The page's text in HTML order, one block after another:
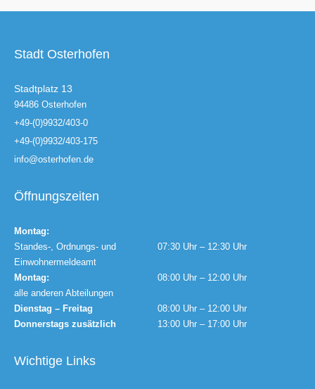
Stadt Osterhofen
Stadtplatz 13
94486 Osterhofen
+49-(0)9932/403-0
+49-(0)9932/403-175
info@osterhofen.de
Öffnungszeiten
Montag:
Standes-, Ordnungs- und
Einwohnermeldeamt
07:30 Uhr – 12:30 Uhr
Montag:
alle anderen Abteilungen
08:00 Uhr – 12:00 Uhr
Dienstag – Freitag
08:00 Uhr – 12:00 Uhr
Donnerstags zusätzlich
13:00 Uhr – 17:00 Uhr
Wichtige Links